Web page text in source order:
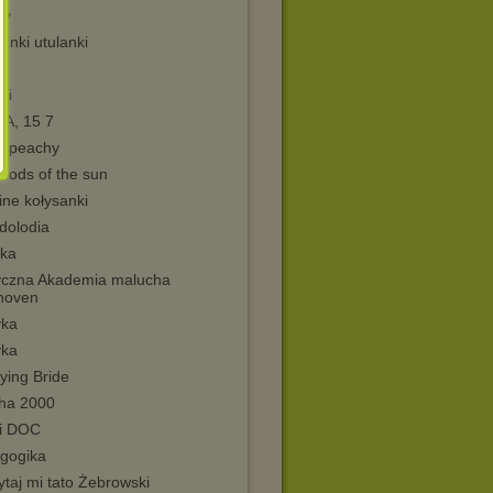
utulanki
A, 15 7
peachy
of the sun
kołysanki
Akademia malucha
Bride
2000
DOC
mi tato Żebrowski